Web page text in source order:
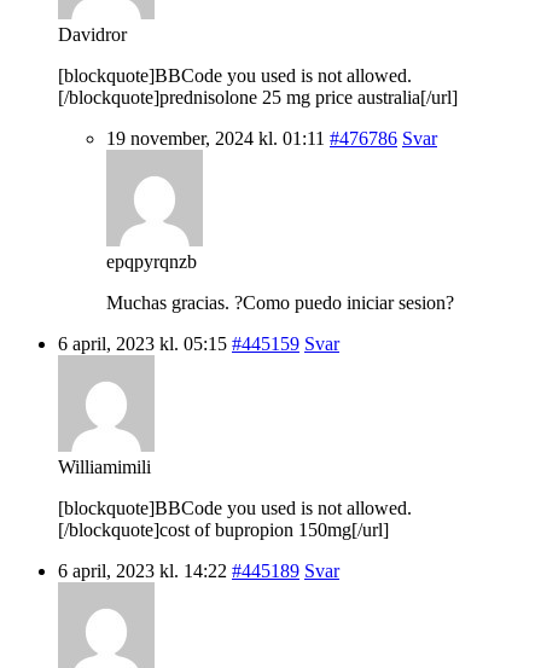
Davidror
[blockquote]BBCode you used is not allowed.
[/blockquote]prednisolone 25 mg price australia[/url]
19 november, 2024 kl. 01:11 #476786 Svar
epqpyrqnzb
Muchas gracias. ?Como puedo iniciar sesion?
6 april, 2023 kl. 05:15 #445159 Svar
Williamimili
[blockquote]BBCode you used is not allowed.
[/blockquote]cost of bupropion 150mg[/url]
6 april, 2023 kl. 14:22 #445189 Svar